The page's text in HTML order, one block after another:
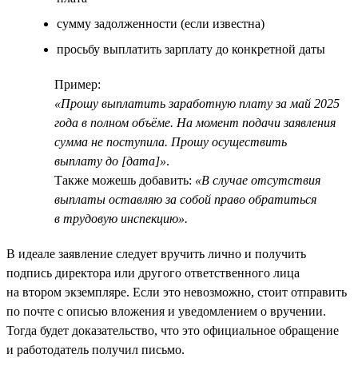
сумму задолженности (если известна)
просьбу выплатить зарплату до конкретной даты
Пример:
«Прошу выплатить заработную плату за май 2025
года в полном объёме. На момент подачи заявления
сумма не поступила. Прошу осуществить
выплату до [дата]».
Также можешь добавить: «В случае отсутствия
выплаты оставляю за собой право обратиться
в трудовую инспекцию».
В идеале заявление следует вручить лично и получить
подпись директора или другого ответственного лица
на втором экземпляре. Если это невозможно, стоит отправить
по почте с описью вложения и уведомлением о вручении.
Тогда будет доказательство, что это официальное обращение
и работодатель получил письмо.